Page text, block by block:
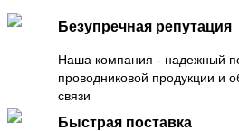
Безупречная репутация
Наша компания - надежный
проводниковой продукции и
связи
Быстрая поставка